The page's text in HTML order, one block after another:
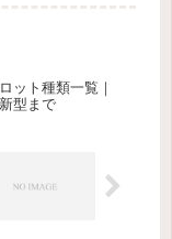
ット種類一覧｜
型まで